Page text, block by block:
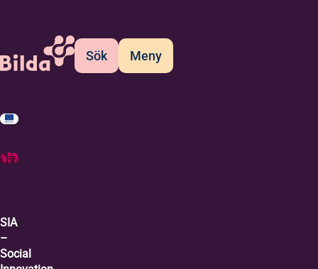
Sök Meny
SIA
–
Social